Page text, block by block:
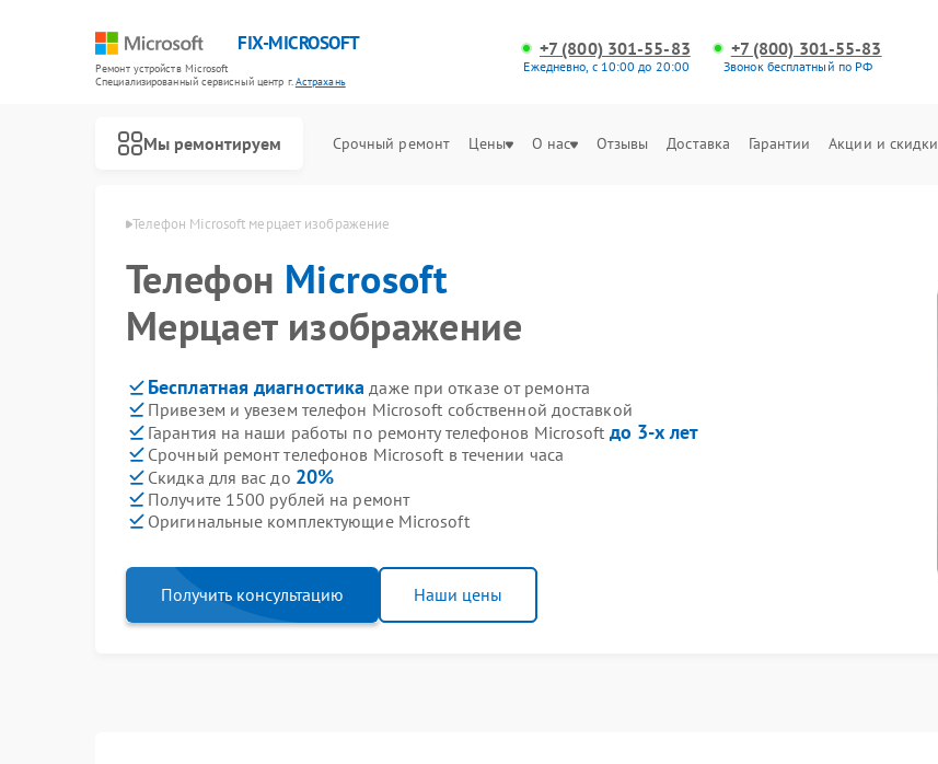
FIX-MICROSOFT
Ремонт устройств Microsoft
Специализированный cервисный центр г.Астрахань
+7 (800) 301-55-83
Ежедневно, с 10:00 до 20:00
+7 (800) 301-55-83
Звонок бесплатный по РФ
Мы ремонтируем Срочный ремонт Цены О нас Отзывы Доставка Гарантии Акции и скидки
Телефон Microsoft мерцает изображение
Телефон Microsoft
Мерцает изображение
Бесплатная диагностика даже при отказе от ремонта
Привезем и увезем телефон Microsoft собственной доставкой
Гарантия на наши работы по ремонту телефонов Microsoft до 3-х лет
Срочный ремонт телефонов Microsoft в течении часа
Скидка для вас до 20%
Получите 1500 рублей на ремонт
Оригинальные комплектующие Microsoft
Получить консультацию Наши цены